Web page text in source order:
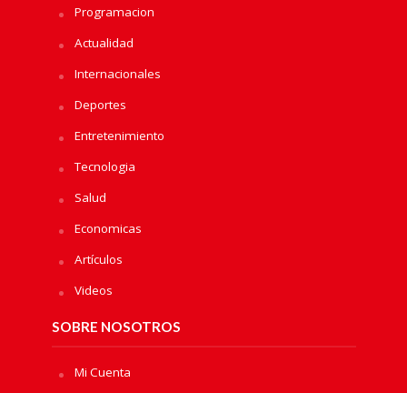
Programacion
Actualidad
Internacionales
Deportes
Entretenimiento
Tecnologia
Salud
Economicas
Artículos
Videos
SOBRE NOSOTROS
Mi Cuenta